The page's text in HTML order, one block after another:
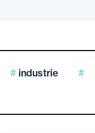
industrie